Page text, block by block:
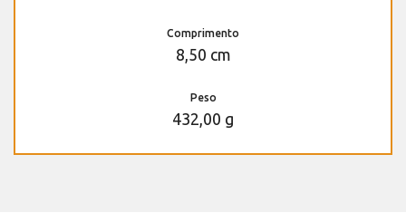
Comprimento
8,50 cm
Peso
432,00 g